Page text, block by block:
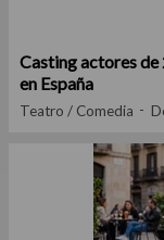
Casting actores de
en España
Teatro / Comedia